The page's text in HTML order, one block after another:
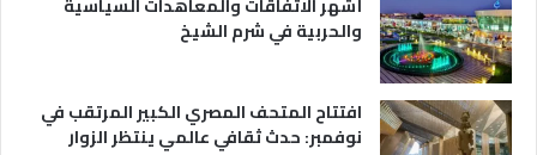
والحربية في شرم الشيخ
افتتاح المتحف المصري الكبير المرتقب في
نوفمبر: حدث ثقافي عالمي ينتظر الزوار